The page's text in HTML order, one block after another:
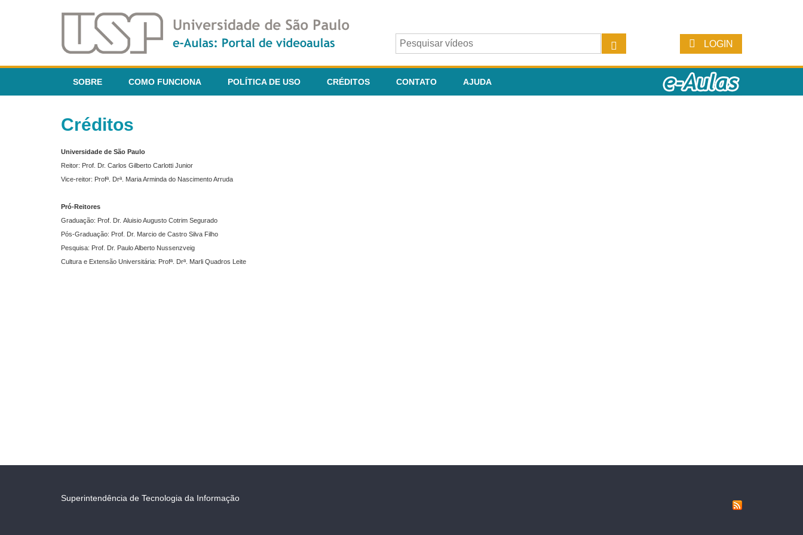
LOGIN
SOBRE COMO FUNCIONA POLÍTICA DE USO CRÉDITOS CONTATO AJUDA
Créditos
Universidade de São Paulo
Reitor: Prof. Dr. Carlos Gilberto Carlotti Junior
Vice-reitor: Profª. Drª. Maria Arminda do Nascimento Arruda
Pró-Reitores
Graduação: Prof. Dr. Aluisio Augusto Cotrim Segurado
Pós-Graduação: Prof. Dr. Marcio de Castro Silva Filho
Pesquisa: Prof. Dr. Paulo Alberto Nussenzveig
Cultura e Extensão Universitária: Profª. Drª. Marli Quadros Leite
Superintendência de Tecnologia da Informação